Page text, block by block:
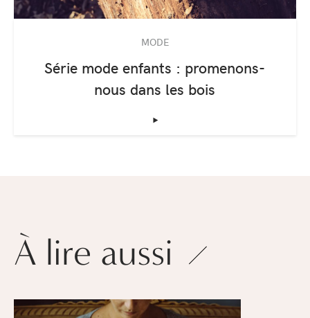
MODE
Série mode enfants : promenons-
nous dans les bois
‣
À lire aussi